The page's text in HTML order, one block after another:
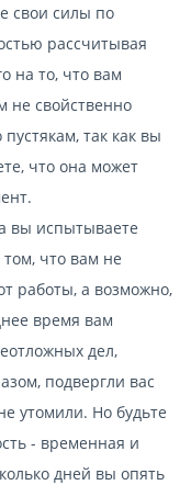
свои силы по
рассчитывая
на то, что вам
не свойственно
так как вы
что она может
вы испытываете
том, что вам не
работы, а возможно,
время вам
дел,
подвергли вас
утомили. Но будьте
- временная и
дней вы опять